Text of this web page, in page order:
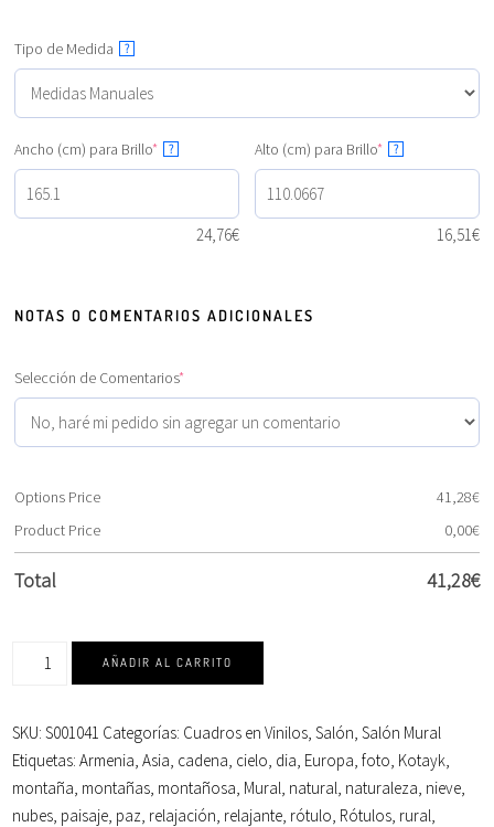
Tipo de Medida ?
Ancho (cm) para Brillo* ?
24,76€
Alto (cm) para Brillo* ?
16,51€
NOTAS O COMENTARIOS ADICIONALES
Selección de Comentarios*
Options Price 41,28€
Product Price
0,00€
Total 41,28€
AÑADIR AL CARRITO
SKU:S001041 Categorías: Cuadros en Vinilos,Salón,Salón Mural
Etiquetas:Armenia,Asia, cadena, cielo, dia, Europa,foto, Kotayk,
montaña, montañas, montañosa, Mural, natural, naturaleza, nieve,
nubes, paisaje, paz, relajación, relajante, rótulo, Rótulos, rural,